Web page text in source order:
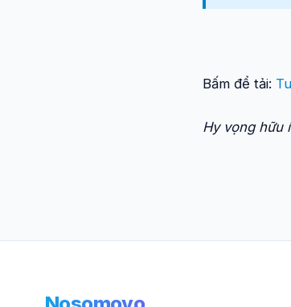
Bấm để tải:
Hy vọng hữu